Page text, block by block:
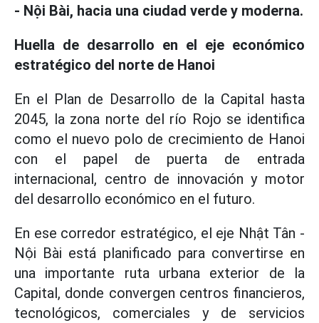
- Nội Bài, hacia una ciudad verde y moderna.
Huella de desarrollo en el eje económico
estratégico del norte de Hanoi
En el Plan de Desarrollo de la Capital hasta
2045, la zona norte del río Rojo se identifica
como el nuevo polo de crecimiento de Hanoi
con el papel de puerta de entrada
internacional, centro de innovación y motor
del desarrollo económico en el futuro.
En ese corredor estratégico, el eje Nhật Tân -
Nội Bài está planificado para convertirse en
una importante ruta urbana exterior de la
Capital, donde convergen centros financieros,
tecnológicos, comerciales y de servicios